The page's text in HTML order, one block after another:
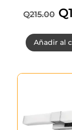
Q215.00 Q
Añadir al